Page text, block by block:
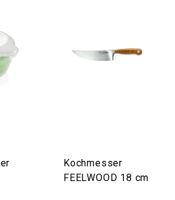
Kochmesser
FEELWOOD 18 cm